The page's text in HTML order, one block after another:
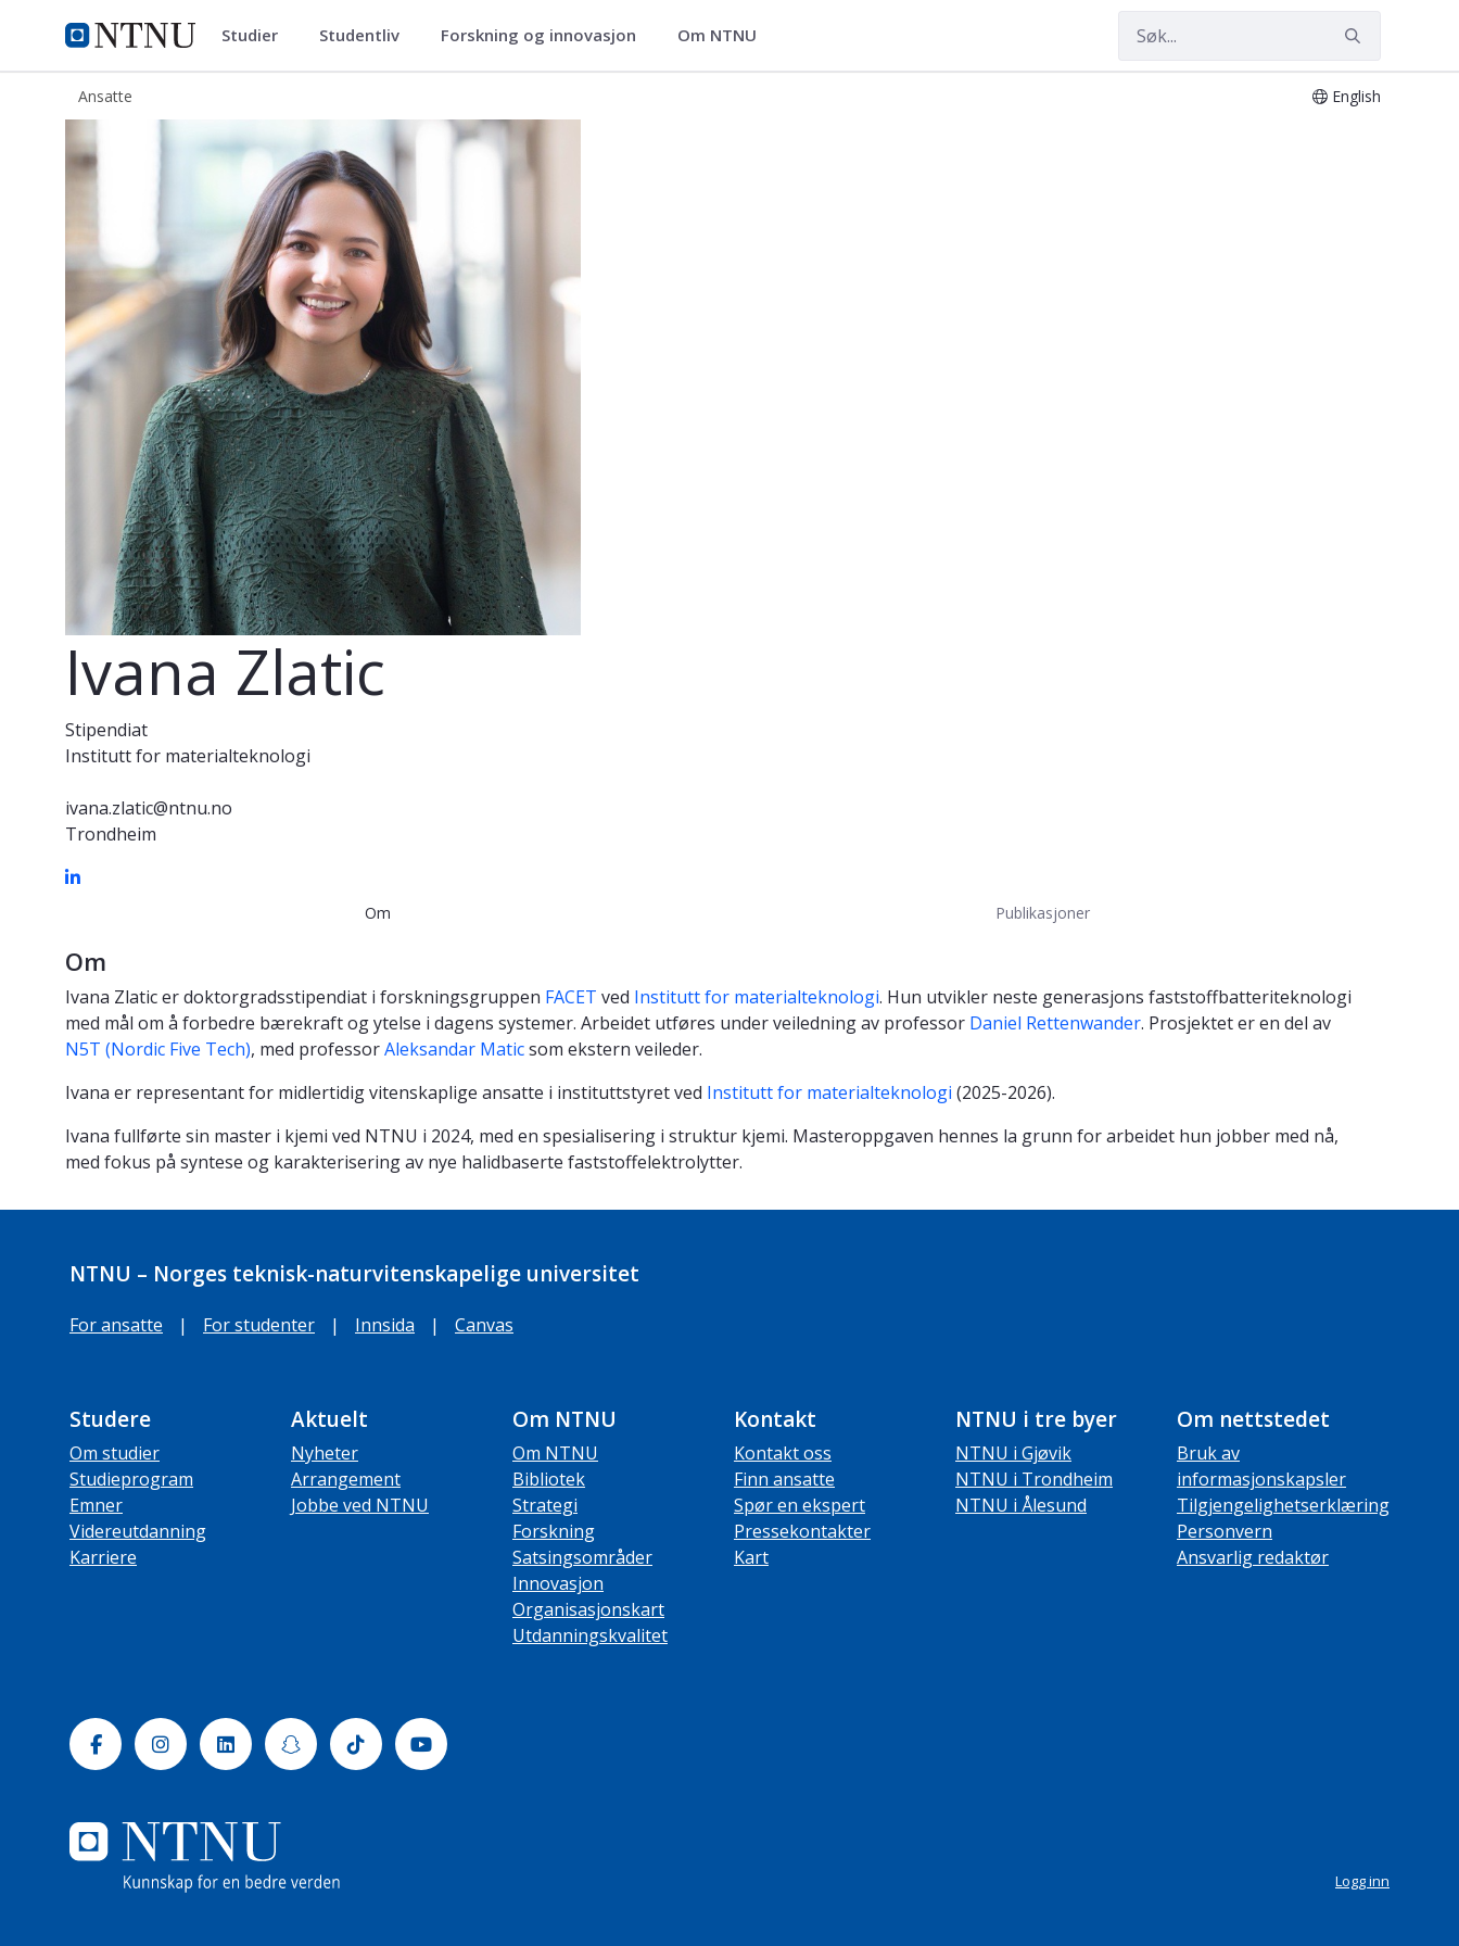
NTNU Hjemmeside
ntnu.no Studier Studentliv Forskning og innovasjon Om NTNU
Ansatte English
Ivana Zlatic
Ivana Zlatic
Stipendiat
Institutt for materialteknologi
ivana.zlatic@ntnu.no
Trondheim
Om Publikasjoner
Om
Ivana Zlatic er doktorgradsstipendiat i forskningsgruppen FACET ved Institutt for materialteknologi. Hun utvikler neste generasjons faststoffbatteriteknologi
med mål om å forbedre bærekraft og ytelse i dagens systemer. Arbeidet utføres under veiledning av professor Daniel Rettenwander. Prosjektet er en del av
N5T (Nordic Five Tech), med professorAleksandar Maticsom ekstern veileder.
Ivana er representant for midlertidig vitenskaplige ansatte i instituttstyret ved Institutt for materialteknologi (2025-2026).
Ivana fullførte sin master i kjemi ved NTNU i 2024, med en spesialisering i struktur kjemi. Masteroppgaven hennes la grunn for arbeidet hun jobber med nå,
med fokus på syntese og karakterisering av nye halidbaserte faststoffelektrolytter.
NTNU – Norges teknisk-naturvitenskapelige universitet
For ansatte | For studenter | Innsida | Canvas
Studere
Om studier
Studieprogram
Emner
Videreutdanning
Karriere
Aktuelt
Nyheter
Arrangement
Jobbe ved NTNU
Om NTNU
Om NTNU
Bibliotek
Strategi
Forskning
Satsingsområder
Innovasjon
Organisasjonskart
Utdanningskvalitet
Kontakt
Kontakt oss
Finn ansatte
Spør en ekspert
Pressekontakter
Kart
NTNU i tre byer
NTNU i Gjøvik
NTNU i Trondheim
NTNU i Ålesund
Om nettstedet
Bruk av
informasjonskapsler
Tilgjengelighetserklæring
Personvern
Ansvarlig redaktør
FacebookInstagramLinkedinSnapchatTiktok Youtube
Logg inn